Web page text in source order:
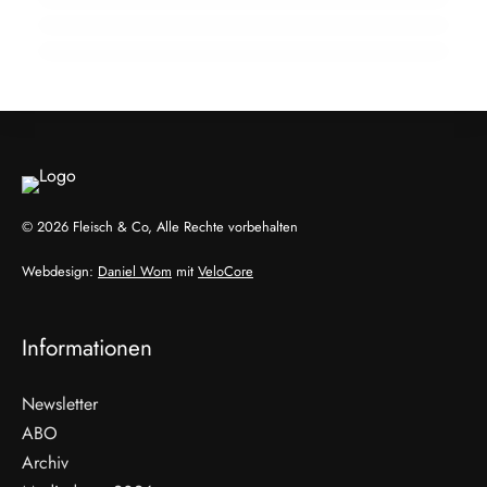
© 2026 Fleisch & Co, Alle Rechte vorbehalten
Webdesign: Daniel Wom mit VeloCore
Informationen
Newsletter
ABO
Archiv